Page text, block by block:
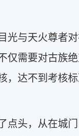
光与天火尊者
仅需要对古族
，达不到考核
点头，从在城